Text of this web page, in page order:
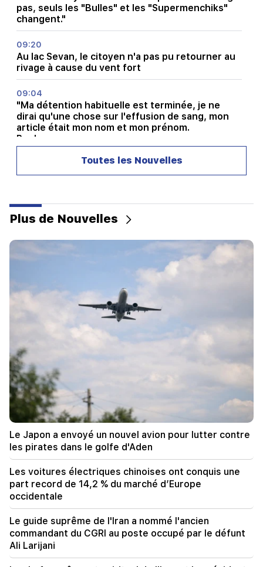
pas, seuls les "Bulles" et les "Supermenchiks"
changent."
09:20
Au lac Sevan, le citoyen n'a pas pu retourner au
rivage à cause du vent fort
09:04
"Ma détention habituelle est terminée, je ne
dirai qu'une chose sur l'effusion de sang, mon
article était mon nom et mon prénom.
Poghosyan
Quelle est la situation à Lars ?
08:20
Des averses et des orages sont attendus
00:40
Les voitures électriques chinoises ont conquis
une part record de 14,2 % du marché d’Europe
00:00
Le guide suprême de l'Iran a nommé l'ancien
commandant du CGRI au poste occupé par le
défunt Ali Larijani
22:29
Toyota s'est renversée sur une voie de
circulation dans la région de Kotayk. la femme et
les deux enfants mineurs ont été blessés
22:12
Le chef suprême et spirituel de l'Iran et le
président du pays se sont rencontrés
22:00
Araghchi. L’Iran ne négocie pas actuellement
avec les États-Unis, mais reçoit des messages
via des intermédiaires
20:34
L'OTAN traverse la pire crise de son histoire.
Ministère des Affaires étrangères de la
Fédération de Russie
Toutes les Nouvelles
Plus de Nouvelles
Le Japon a envoyé un nouvel avion pour lutter contre
les pirates dans le golfe d'Aden
Les voitures électriques chinoises ont conquis une
part record de 14,2 % du marché d’Europe
occidentale
Le guide suprême de l'Iran a nommé l'ancien
commandant du CGRI au poste occupé par le défunt
Ali Larijani